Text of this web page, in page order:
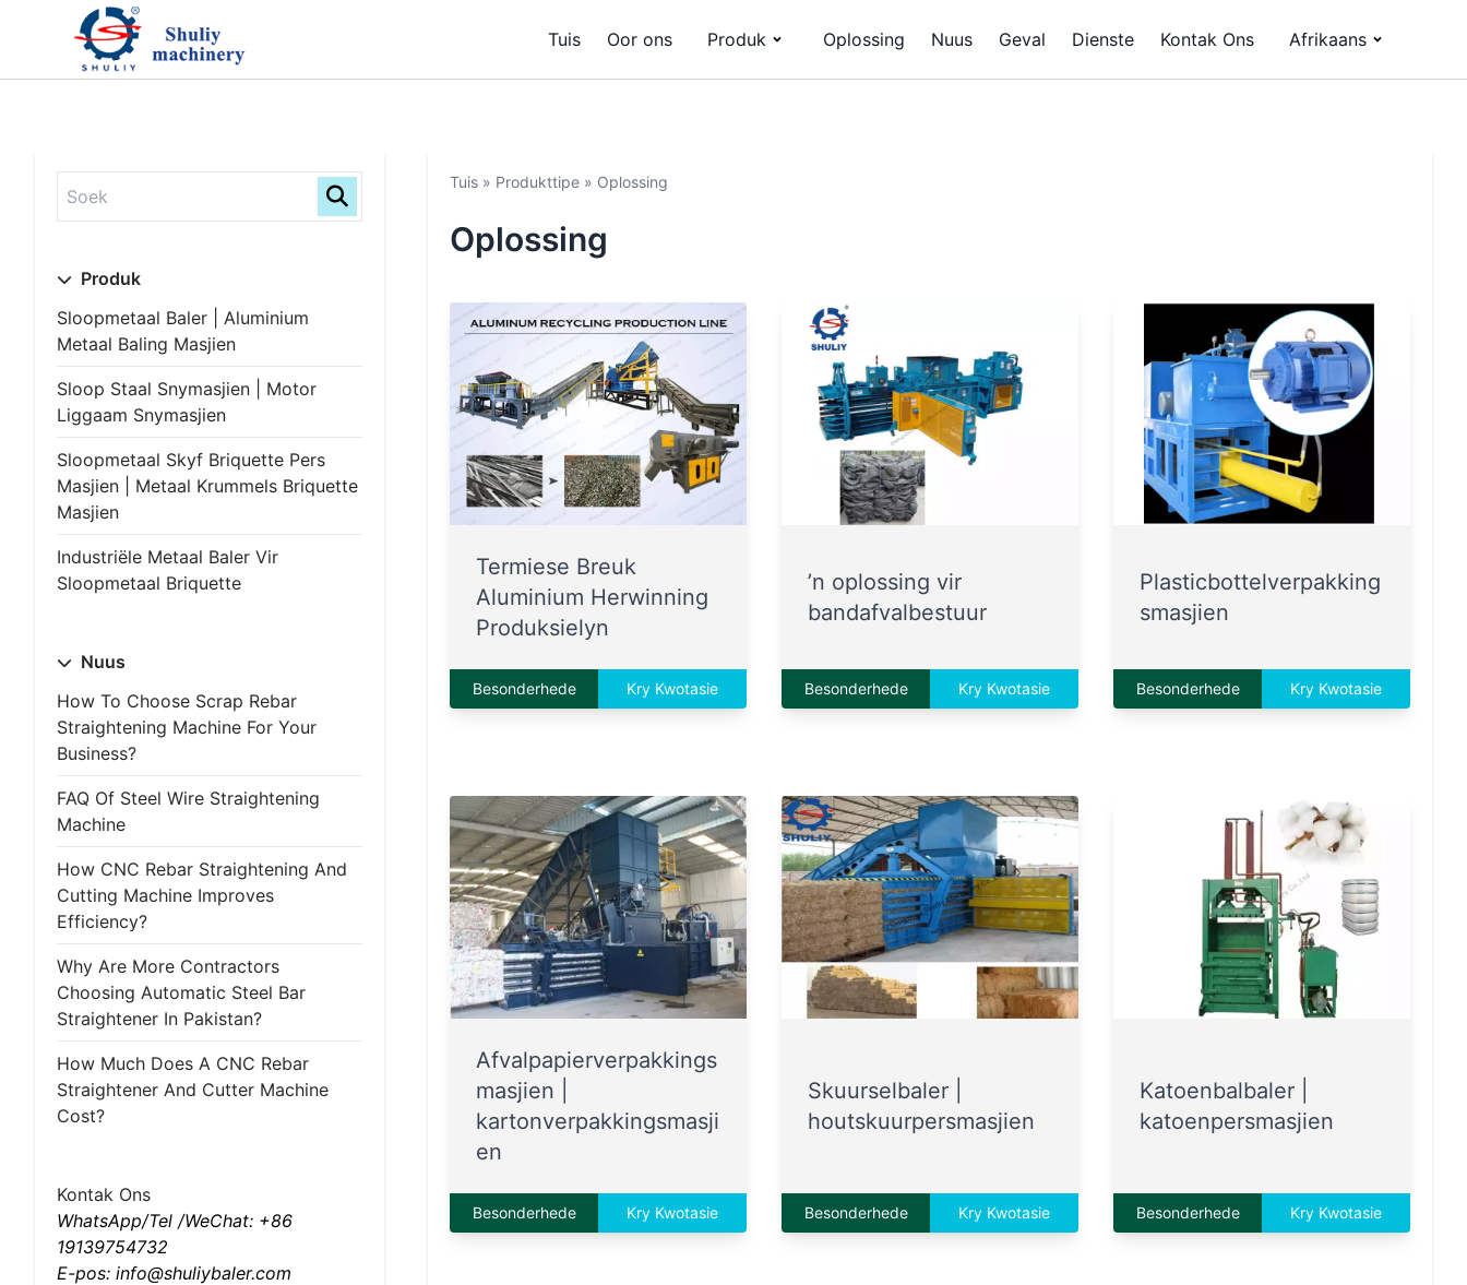
Tuis Oor ons Produk Oplossing Nuus Geval Dienste Kontak Ons Afrikaans
Produk
Sloopmetaal Baler | Aluminium
Metaal Baling Masjien
Sloop Staal Snymasjien | Motor
Liggaam Snymasjien
Sloopmetaal Skyf Briquette Pers
Masjien | Metaal Krummels Briquette
Masjien
Industriële Metaal Baler Vir
Sloopmetaal Briquette
Nuus
How To Choose Scrap Rebar
Straightening Machine For Your
Business?
FAQ Of Steel Wire Straightening
Machine
How CNC Rebar Straightening And
Cutting Machine Improves
Efficiency?
Why Are More Contractors
Choosing Automatic Steel Bar
Straightener In Pakistan?
How Much Does A CNC Rebar
Straightener And Cutter Machine
Cost?
Kontak Ons
WhatsApp/Tel /WeChat: +86
19139754732
E-pos: info@shuliybaler.com
Tuis » Produkttipe » Oplossing
Oplossing
Termiese Breuk
Aluminium Herwinning
Produksielyn
Besonderhede Kry Kwotasie
’n oplossing vir
bandafvalbestuur
Besonderhede Kry Kwotasie
Plasticbottelverpakking
smasjien
Besonderhede Kry Kwotasie
Afvalpapierverpakkings
masjien |
kartonverpakkingsmasji
en
Besonderhede Kry Kwotasie
Skuurselbaler |
houtskuurpersmasjien
Besonderhede Kry Kwotasie
Katoenbalbaler |
katoenpersmasjien
Besonderhede Kry Kwotasie